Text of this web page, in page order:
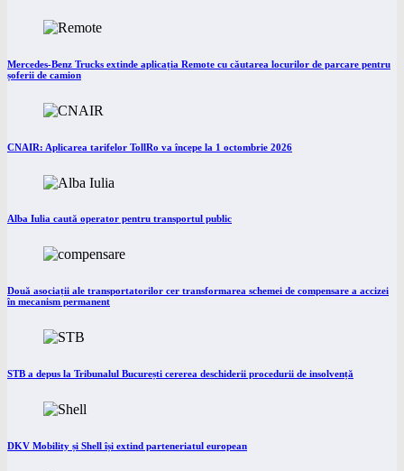
Mercedes-Benz Trucks extinde aplicația Remote cu căutarea locurilor de parcare pentru
șoferii de camion
CNAIR: Aplicarea tarifelor TollRo va începe la 1 octombrie 2026
Alba Iulia caută operator pentru transportul public
Două asociații ale transportatorilor cer transformarea schemei de compensare a accizei
în mecanism permanent
STB a depus la Tribunalul București cererea deschiderii procedurii de insolvență
DKV Mobility și Shell își extind parteneriatul european